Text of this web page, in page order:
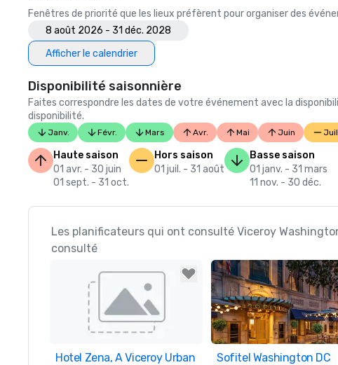
Fenêtres de priorité que les lieux préfèrent pour organiser des
8 août 2026 - 31 déc. 2028
Afficher le calendrier
Disponibilité saisonnière
Faites correspondre les dates de votre événement avec la
disponibilité.
Janv. Févr. Mars Avr. Mai Juin
Haute saison
01 avr. - 30 juin
01 sept. - 31 oct.
Hors saison
01 juil. - 31 août
Basse saison
01 janv. - 31 mars
11 nov. - 30 déc.
Les planificateurs qui ont consulté Viceroy
consulté
Removed from favorites
Hotel Zena, A Viceroy Urban
Removed from favorites
Sofitel Washington DC